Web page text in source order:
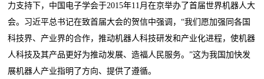
力支持下，中国电子学会于2015年11月在京举办了首届世界机器人大
会。习近平总书记在致首届大会的贺信中强调，“我们愿加强同各国
科技界、产业界的合作，推动机器人科技研发和产业化进程，使机器
人科技及其产品更好为推动发展、造福人民服务。”这为我国加快发
展机器人产业指明了方向、提供了遵循。